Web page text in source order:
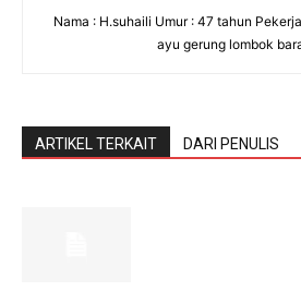
Nama : H.suhaili Umur : 47 tahun
ayu gerung lombok
ARTIKEL TERKAIT DARI PENULIS